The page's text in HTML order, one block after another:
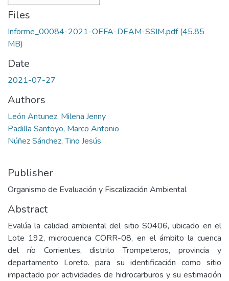
Files
Informe_00084-2021-OEFA-DEAM-SSIM.pdf(45.85
MB)
Date
2021-07-27
Authors
León Antunez, Milena Jenny
Padilla Santoyo, Marco Antonio
Núñez Sánchez, Tino Jesús
Publisher
Organismo de Evaluación y Fiscalización Ambiental
Abstract
Evalúa la calidad ambiental del sitio S0406, ubicado en el
Lote 192, microcuenca CORR-08, en el ámbito la cuenca
del río Corrientes, distrito Trompeteros, provincia y
departamento Loreto. para su identificación como sitio
impactado por actividades de hidrocarburos y su estimación